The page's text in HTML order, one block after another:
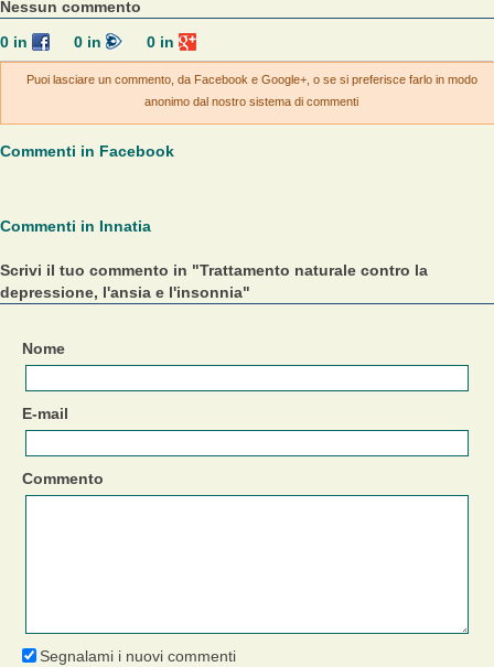
Nessun commento
0in 0in 0 in
Puoi lasciare un commento, da Facebook e Google+, o se si preferisce farlo in modo
anonimo dal nostro sistema di commenti
Commenti in Facebook
Commenti in Innatia
Scrivi il tuo commento in "Trattamento naturale contro la
depressione, l'ansia e l'insonnia"
Nome
E-mail
Commento
Segnalami i nuovi commenti